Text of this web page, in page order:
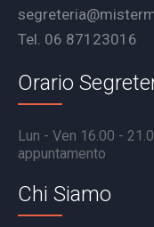
Tel. 06 87123016
Orario
Lun - Ven 16.00 -
appuntamento
Chi Siamo